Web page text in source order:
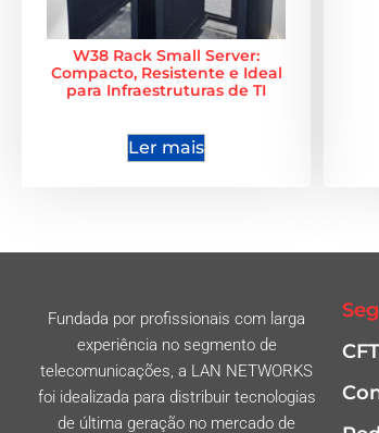
W38 Rack Small Server:
Compacto, Resistente e Ideal
para Infraestruturas de TI
Ler mais
Fundada por profissionais com larga
experiência no segmento de
telecomunicações, a LAN NETWORKS
foi idealizada para distribuir tecnologias
de última geração no mercado de